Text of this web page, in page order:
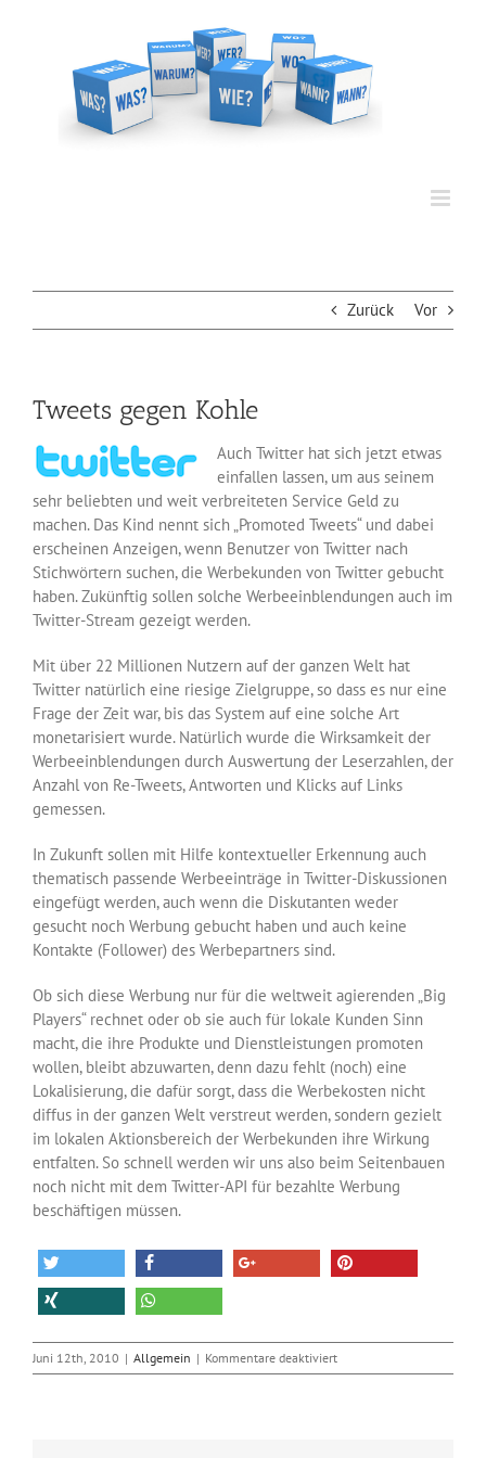
Zurück Vor
Tweets gegen Kohle
Auch Twitter hat sich jetzt etwas
einfallen lassen, um aus seinem
sehr beliebten und weit verbreiteten Service Geld zu
machen. Das Kind nennt sich „Promoted Tweets“ und dabei
erscheinen Anzeigen, wenn Benutzer von Twitter nach
Stichwörtern suchen, die Werbekunden von Twitter gebucht
haben. Zukünftig sollen solche Werbeeinblendungen auch im
Twitter-Stream gezeigt werden.
Mit über 22 Millionen Nutzern auf der ganzen Welt hat
Twitter natürlich eine riesige Zielgruppe, so dass es nur eine
Frage der Zeit war, bis das System auf eine solche Art
monetarisiert wurde. Natürlich wurde die Wirksamkeit der
Werbeeinblendungen durch Auswertung der Leserzahlen, der
Anzahl von Re-Tweets, Antworten und Klicks auf Links
gemessen.
In Zukunft sollen mit Hilfe kontextueller Erkennung auch
thematisch passende Werbeeinträge in Twitter-Diskussionen
eingefügt werden, auch wenn die Diskutanten weder
gesucht noch Werbung gebucht haben und auch keine
Kontakte (Follower) des Werbepartners sind.
Ob sich diese Werbung nur für die weltweit agierenden „Big
Players“ rechnet oder ob sie auch für lokale Kunden Sinn
macht, die ihre Produkte und Dienstleistungen promoten
wollen, bleibt abzuwarten, denn dazu fehlt (noch) eine
Lokalisierung, die dafür sorgt, dass die Werbekosten nicht
diffus in der ganzen Welt verstreut werden, sondern gezielt
im lokalen Aktionsbereich der Werbekunden ihre Wirkung
entfalten. So schnell werden wir uns also beim Seitenbauen
noch nicht mit dem Twitter-API für bezahlte Werbung
beschäftigen müssen.
Juni 12th, 2010 | Allgemein | Kommentare deaktiviertfür
Tweets